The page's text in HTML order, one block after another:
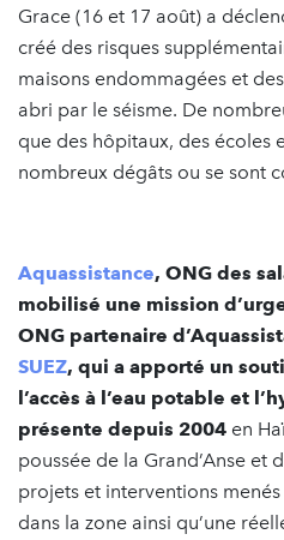
Grace (16 et 17 août) a
créé des risques
maisons endommagées et
abri par le séisme. De
que des hôpitaux, des écoles
nombreux dégâts ou se sont
Aquassistance, ONG des
mobilisé une mission
ONG partenaire
SUEZ, qui a apporté un
l’accès à l’eau potable et
présente depuis 2004 en
poussée de la Grand’Anse et
projets et interventions
dans la zone ainsi qu’une